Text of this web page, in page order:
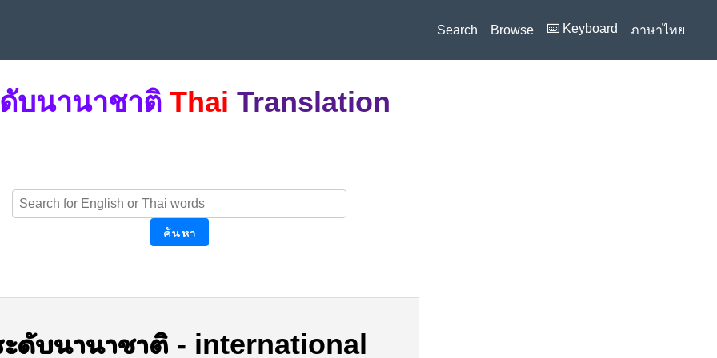
Search Browse ⌨️ Keyboard ภาษาไทย
บนานาชาติ Thai Translation
ค้นหา
ะดับนานาชาติ - international